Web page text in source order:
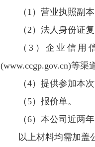
（1）营业执照副
（2）法人身份证
（3）企业信用
(www.ccgp.gov.cn)等
（4）提供参加本
（5）报价单。
（6）本公司近两
以上材料均需加盖